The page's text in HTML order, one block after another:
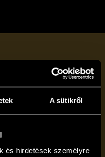
A sütikről
és hirdetések személyre